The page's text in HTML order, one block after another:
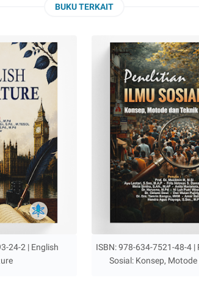
BUKU TERKAIT
24-2 | English
ISBN: 978-634-7521-48-4 |
Sosial: Konsep,